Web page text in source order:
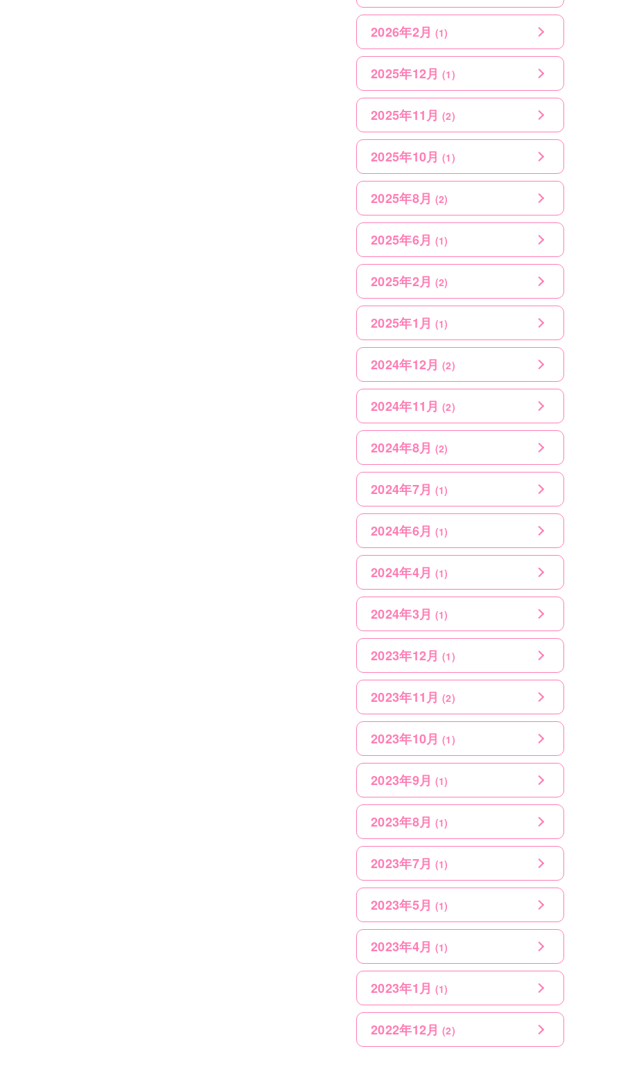
2026年2月 (1)
2025年12月 (1)
2025年11月 (2)
2025年10月 (1)
2025年8月 (2)
2025年6月 (1)
2025年2月 (2)
2025年1月 (1)
2024年12月 (2)
2024年11月 (2)
2024年8月 (2)
2024年7月 (1)
2024年6月 (1)
2024年4月 (1)
2024年3月 (1)
2023年12月 (1)
2023年11月 (2)
2023年10月 (1)
2023年9月 (1)
2023年8月 (1)
2023年7月 (1)
2023年5月 (1)
2023年4月 (1)
2023年1月 (1)
2022年12月 (2)